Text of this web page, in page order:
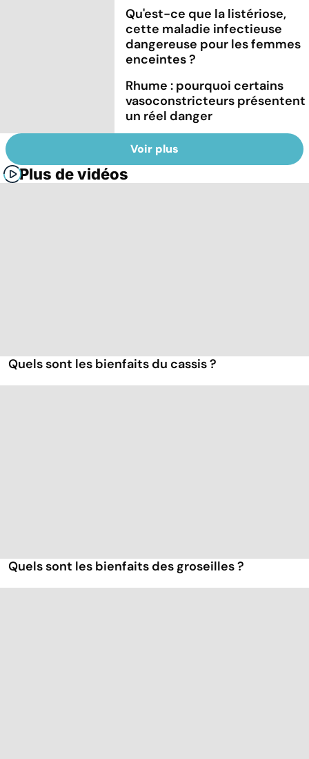
Qu'est-ce que la listériose,
cette maladie infectieuse
dangereuse pour les femmes
enceintes ?
Rhume : pourquoi certains
vasoconstricteurs présentent
un réel danger
Voir plus
Plus de vidéos
Quels sont les bienfaits du cassis ?
Quels sont les bienfaits des groseilles ?